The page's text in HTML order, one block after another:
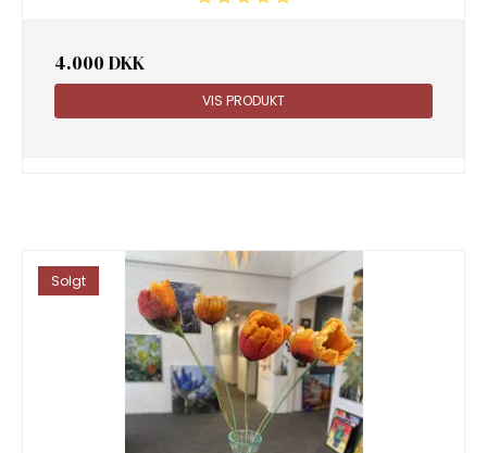
4.000 DKK
VIS PRODUKT
Solgt